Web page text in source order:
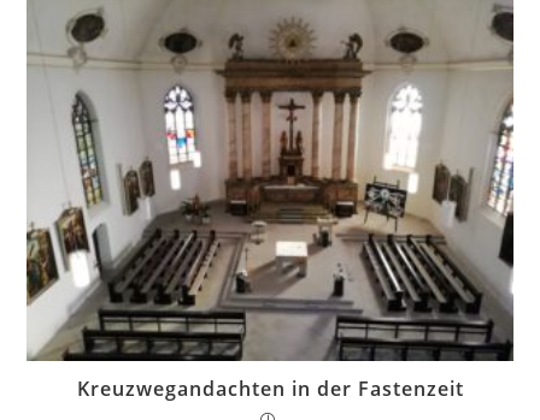
Kreuzwegandachten in der Fastenzeit